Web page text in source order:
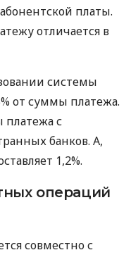
платы.
отличается в
системы
от суммы платежа.
платежа с
банков. А,
1,2%.
операций
совместно с